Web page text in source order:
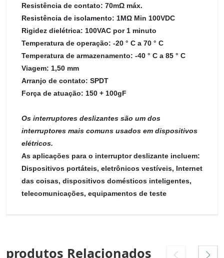
Resistência de contato: 70mΩ máx.
Resistência de isolamento: 1MΩ Min 100VDC
Rigidez dielétrica: 100VAC por 1 minuto
Temperatura de operação: -20 ° C a 70 ° C
Temperatura de armazenamento: -40 ° C a 85 ° C
Viagem: 1,50 mm
Arranjo de contato: SPDT
Força de atuação: 150 + 100gF
Os interruptores deslizantes são um dos
interruptores mais comuns usados em dispositivos
elétricos.
As aplicações para o interruptor deslizante incluem:
Dispositivos portáteis, eletrônicos vestíveis, Internet
das coisas, dispositivos domésticos inteligentes,
telecomunicações, equipamentos de teste
produtos Relacionados